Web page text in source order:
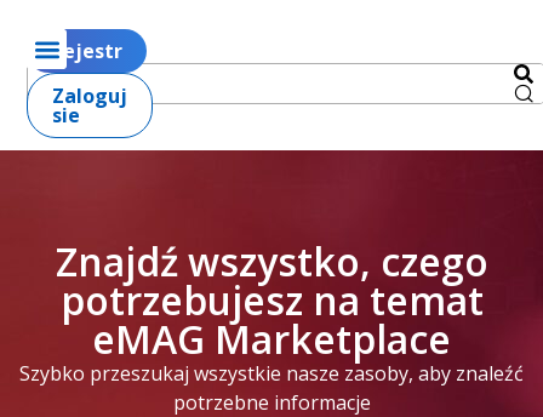
Rejestr
Zaloguj
sie
Znajdź wszystko, czego
potrzebujesz na temat
eMAG Marketplace
Szybko przeszukaj wszystkie nasze zasoby, aby znaleźć
potrzebne informacje